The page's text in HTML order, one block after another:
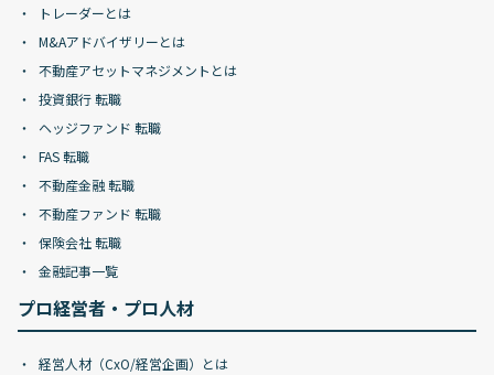
トレーダーとは
M&Aアドバイザリーとは
不動産アセットマネジメントとは
投資銀行 転職
ヘッジファンド 転職
FAS 転職
不動産金融 転職
不動産ファンド 転職
保険会社 転職
金融記事一覧
プロ経営者・プロ人材
経営人材（CxO/経営企画）とは